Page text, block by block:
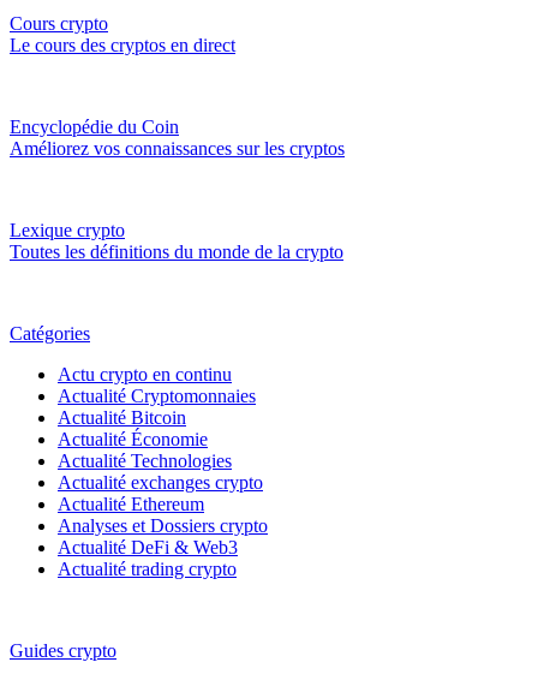
Cours crypto
Le cours des cryptos en direct
Encyclopédie du Coin
Améliorez vos connaissances sur les cryptos
Lexique crypto
Toutes les définitions du monde de la crypto
Catégories
Actu crypto en continu
Actualité Cryptomonnaies
Actualité Bitcoin
Actualité Économie
Actualité Technologies
Actualité exchanges crypto
Actualité Ethereum
Analyses et Dossiers crypto
Actualité DeFi & Web3
Actualité trading crypto
Guides crypto